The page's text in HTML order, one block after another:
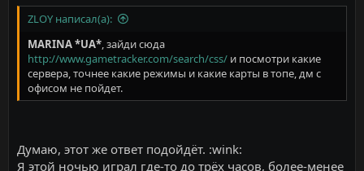
ZLOY написал(а):
MARINA *UA*, зайди сюда
http://www.gametracker.com/search/css/ и посмотри какие
сервера, точнее какие режимы и какие карты в топе, дм с
офисом не пойдет.
Думаю, этот же ответ подойдёт. :wink:
Я этой ночью играл где-то до трёх часов, более-менее